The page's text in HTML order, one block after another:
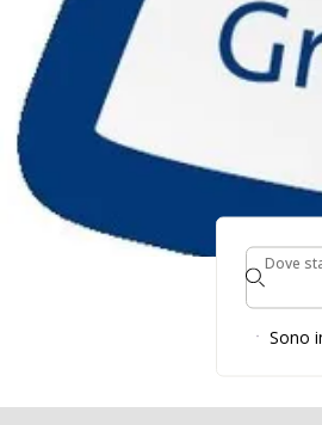
Dove
Dove
Sono